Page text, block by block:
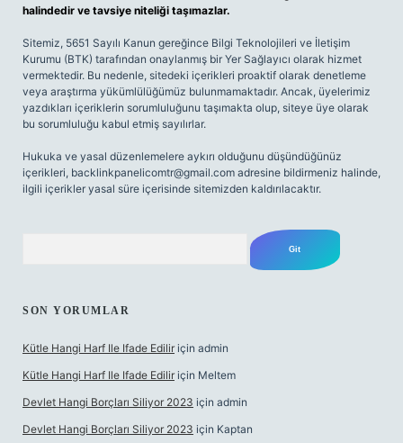
halindedir ve tavsiye niteliği taşımazlar.
Sitemiz, 5651 Sayılı Kanun gereğince Bilgi Teknolojileri ve İletişim
Kurumu (BTK) tarafından onaylanmış bir Yer Sağlayıcı olarak hizmet
vermektedir. Bu nedenle, sitedeki içerikleri proaktif olarak denetleme
veya araştırma yükümlülüğümüz bulunmamaktadır. Ancak, üyelerimiz
yazdıkları içeriklerin sorumluluğunu taşımakta olup, siteye üye olarak
bu sorumluluğu kabul etmiş sayılırlar.
Hukuka ve yasal düzenlemelere aykırı olduğunu düşündüğünüz
içerikleri, backlinkpanelicomtr@gmail.com adresine bildirmeniz halinde,
ilgili içerikler yasal süre içerisinde sitemizden kaldırılacaktır.
SON YORUMLAR
Kütle Hangi Harf Ile Ifade Edilir için admin
Kütle Hangi Harf Ile Ifade Edilir için Meltem
Devlet Hangi Borçları Siliyor 2023 için admin
Devlet Hangi Borçları Siliyor 2023 için Kaptan